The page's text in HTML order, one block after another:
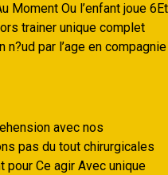
Moment Ou l’enfant joue 6Et
trainer unique complet
par l’age en compagnie
avec nos
pas du tout chirurgicales
Ce agir Avec unique